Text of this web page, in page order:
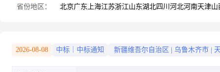
省份地区： 北京广东 上海江苏浙江山东湖北四川 河北河南天津山
2026-08-08 中标｜中标通知 新疆维吾尔自治区 乌鲁木齐市